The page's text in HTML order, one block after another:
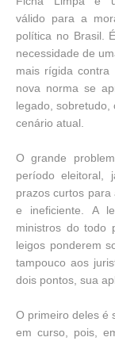
válido para a
política no Brasil.
necessidade de
mais rígida
nova norma se
legado,
cenário atual.
O grande
período eleitoral,
prazos curtos
e ineficiente. A
ministros do todo
leigos ponderem
tampouco aos
dois pontos, sua
O primeiro deles é
em curso, pois,